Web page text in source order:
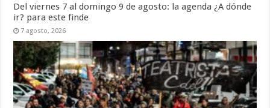
Del viernes 7 al domingo 9 de agosto: la agenda ¿A dónde
ir? para este finde
7 agosto, 2026